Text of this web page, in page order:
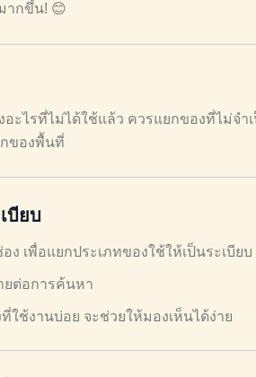
ากขึ้น! 😊
ะไรที่ไม่ได้ใช้แล้ว ควรแยกของที่ไม่จำ
ของพื้นที่
บียบ
ง เพื่อแยกประเภทของใช้ให้เป็นระเบียบ
ยต่อการค้นหา
ใช้งานบ่อย จะช่วยให้มองเห็นได้ง่าย